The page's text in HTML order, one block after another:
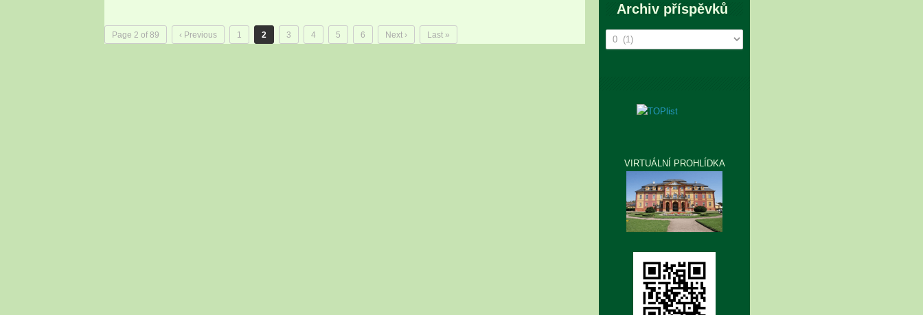
Page 2 of 89 ‹ Previous 1 2 3 4 5 6 Next › Last »
Archiv příspěvků
Archiv
příspěvků
VIRTUÁLNÍ PROHLÍDKA